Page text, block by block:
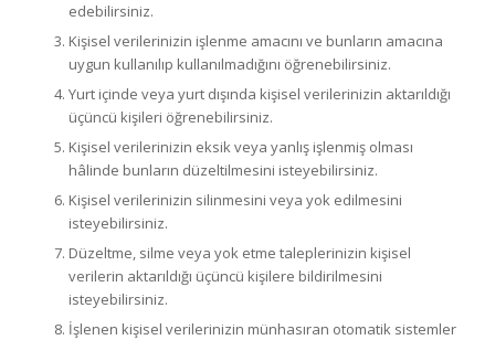
edebilirsiniz.
Kişisel verilerinizin işlenme amacını ve bunların amacına
uygun kullanılıp kullanılmadığını öğrenebilirsiniz.
Yurt içinde veya yurt dışında kişisel verilerinizin aktarıldığı
üçüncü kişileri öğrenebilirsiniz.
Kişisel verilerinizin eksik veya yanlış işlenmiş olması
hâlinde bunların düzeltilmesini isteyebilirsiniz.
Kişisel verilerinizin silinmesini veya yok edilmesini
isteyebilirsiniz.
Düzeltme, silme veya yok etme taleplerinizin kişisel
verilerin aktarıldığı üçüncü kişilere bildirilmesini
isteyebilirsiniz.
İşlenen kişisel verilerinizin münhasıran otomatik sistemler